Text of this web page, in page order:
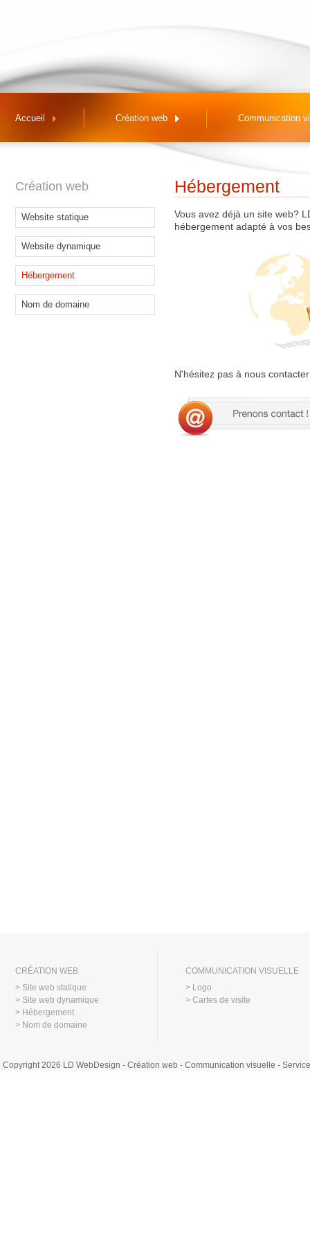
Accueil Création web Communication
Création web
Website statique
Website dynamique
Hébergement
Nom de domaine
Hébergement
Vous avez déjà un site web?
hébergement adapté à vos
N'hésitez pas à nous
CRÉATION WEB
> Site web statique
> Site web dynamique
> Hébergement
> Nom de domaine
COMMUNICATION VISUELLE
> Logo
> Cartes de visite
Copyright 2026 LD WebDesign - Création web - Communication visuelle -